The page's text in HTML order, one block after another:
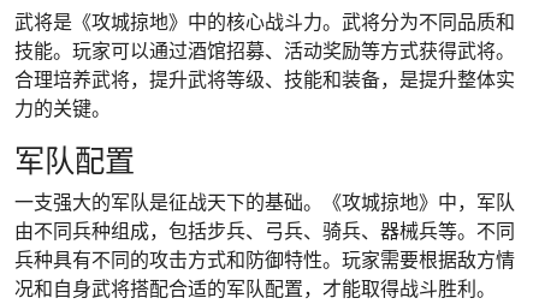
武将是《攻城掠地》中的核心战斗力。武将分为不同品质和
技能。玩家可以通过酒馆招募、活动奖励等方式获得武将。
合理培养武将，提升武将等级、技能和装备，是提升整体实
力的关键。
军队配置
一支强大的军队是征战天下的基础。《攻城掠地》中，军队
由不同兵种组成，包括步兵、弓兵、骑兵、器械兵等。不同
兵种具有不同的攻击方式和防御特性。玩家需要根据敌方情
况和自身武将搭配合适的军队配置，才能取得战斗胜利。